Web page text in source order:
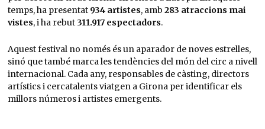
temps, ha presentat 934 artistes, amb 283 atraccions mai
vistes, i ha rebut 311.917 espectadors.
Aquest festival no només és un aparador de noves estrelles,
sinó que també marca les tendències del món del circ a nivell
internacional. Cada any, responsables de càsting, directors
artístics i cercatalents viatgen a Girona per identificar els
millors números i artistes emergents.